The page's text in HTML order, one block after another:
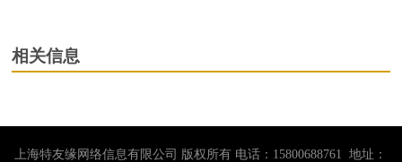
相关信息
上海特友缘网络信息有限公司 版权所有 电话：15800688761 地址：